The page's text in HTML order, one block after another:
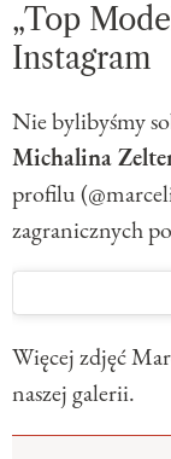
„Top
Instagram
Nie bylibyśmy
Michalina
profilu
zagranicznych
Więcej zdjęć
naszej galerii.